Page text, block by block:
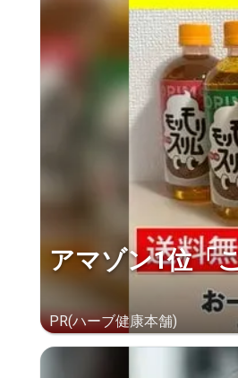
アマゾン1位「
PR(ハーブ健康本舗)